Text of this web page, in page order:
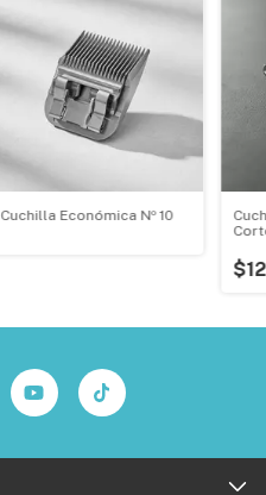
Cuchilla Económica Nº 10